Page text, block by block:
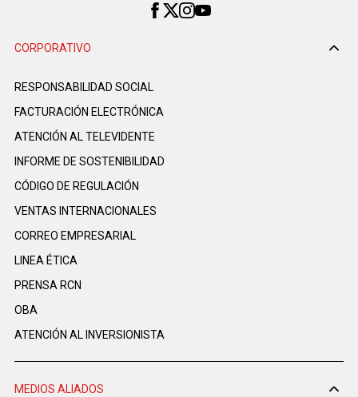
CORPORATIVO
RESPONSABILIDAD SOCIAL
FACTURACIÓN ELECTRÓNICA
ATENCIÓN AL TELEVIDENTE
INFORME DE SOSTENIBILIDAD
CÓDIGO DE REGULACIÓN
VENTAS INTERNACIONALES
CORREO EMPRESARIAL
LINEA ÉTICA
PRENSA RCN
OBA
ATENCIÓN AL INVERSIONISTA
MEDIOS ALIADOS